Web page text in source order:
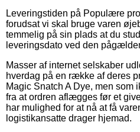
Leveringstiden på Populære
forudsat vi skal bruge varen
temmelig på sin plads at du
leveringsdato ved den
Masser af internet selskaber
hverdag på en række af deres
Magic Snatch A Dye, men som
fra at ordren aflægges før et
har mulighed for at nå at få
logistikansatte drager hjemad.